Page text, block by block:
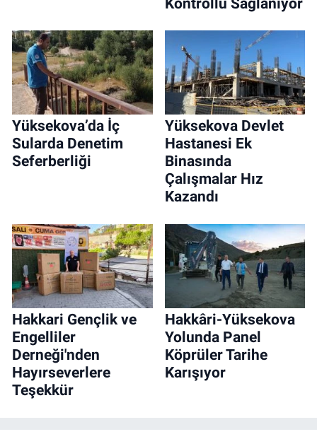
Yüksekova’da İç
Sularda Denetim
Seferberliği
Yüksekova Devlet
Hastanesi Ek
Binasında
Çalışmalar Hız
Kazandı
Hakkari Gençlik ve
Engelliler
Derneği'nden
Hayırseverlere
Teşekkür
Hakkâri-Yüksekova
Yolunda Panel
Köprüler Tarihe
Karışıyor